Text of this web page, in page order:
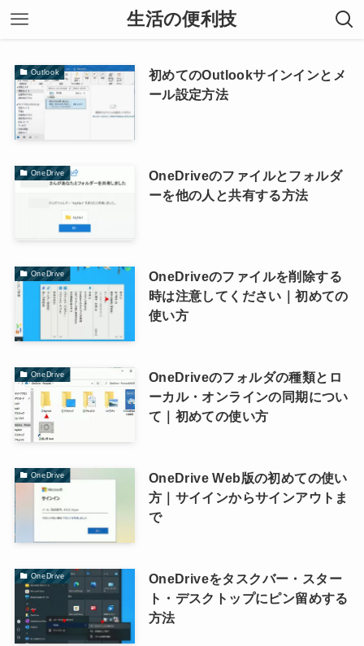
生活の便利技
Outlook
初めてのOutlookサインインとメ
ール設定方法
OneDrive
OneDriveのファイルとフォルダ
ーを他の人と共有する方法
OneDrive
OneDriveのファイルを削除する
時は注意してください｜初めての
使い方
OneDrive
OneDriveのフォルダの種類とロ
ーカル・オンラインの同期につい
て｜初めての使い方
OneDrive
OneDrive Web版の初めての使い
方｜サイインからサインアウトま
で
OneDrive
OneDriveをタスクバー・スター
ト・デスクトップにピン留めする
方法